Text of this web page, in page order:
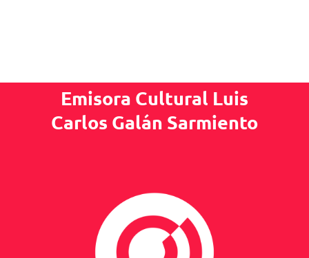
Emisora Cultural Luis
Carlos Galán Sarmiento